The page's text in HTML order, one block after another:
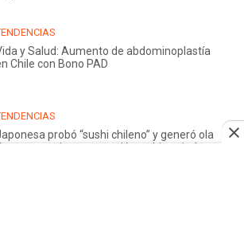
y Salud: Aumento de abdominoplastía
Chile con Bono PAD
probó “sushi chileno” y generó ola
de comentarios: su reacción se hizo viral